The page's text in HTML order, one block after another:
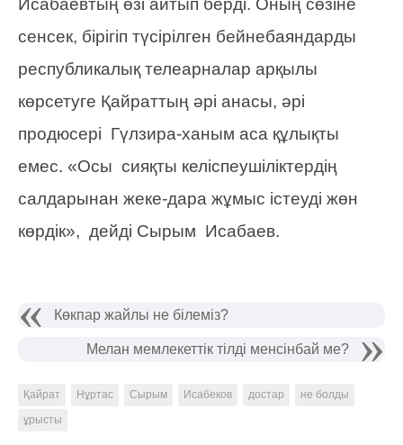
Исабаевтың өзі айтып берді. Оның сөзіне
сенсек, бірігіп түсірілген бейнебаяндарды
республикалық телеарналар арқылы
көрсетуге Қайраттың әрі анасы, әрі
продюсері Гүлзира-ханым аса құлықты
емес. «Осы сияқты келіспеушіліктердің
салдарынан жеке-дара жұмыс істеуді жөн
көрдік», дейді Сырым Исабаев.
Көкпар жайлы не білеміз?
Мелан мемлекеттік тілді менсінбай ме?
Қайрат Нұртас Сырым Исабеков достар
не болды
ұрысты